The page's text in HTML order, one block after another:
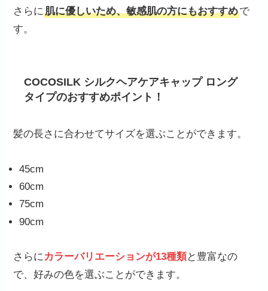
さらに肌に優しいため、敏感肌の方にもおすすめで
す。
COCOSILK シルクヘアケアキャップ ロング
タイプのおすすめポイント！
髪の長さに合わせてサイズを選ぶことができます。
45cm
60cm
75cm
90cm
さらに カラーバリエーションが13種類と豊富なの
で、好みの色を選ぶことができます。